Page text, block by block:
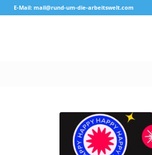
E-Mail: mail@rund-um-die-arbeitswelt.com